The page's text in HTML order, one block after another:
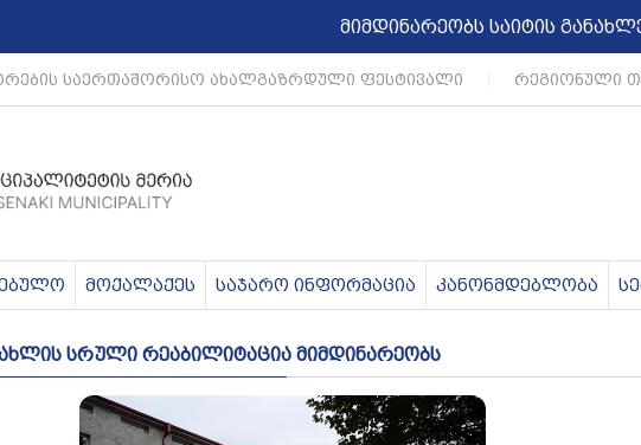
მიმდინარეობს საიტის
საერთაშორისო ახალგაზრდული ფესტივალი რეგიონული
მოქალაქეს საჯარო ინფორმაცია კანონმდებლობა
სრული რეაბილიტაცია მიმდინარეობს